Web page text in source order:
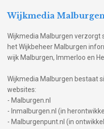
Wijkmedia
Wijkmedia Malburgen verzorgt
het Wijkbeheer Malburgen
wijk Malburgen, Immerloo en
Wijkmedia Malburgen bestaat
websites:
- Malburgen.nl
- Inmalburgen.nl (in
- Malburgenpunt.nl (in